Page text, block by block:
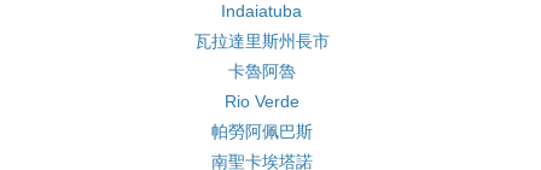
Indaiatuba
瓦拉達里斯州長市
卡魯阿魯
Rio Verde
帕勞阿佩巴斯
南聖卡埃塔諾